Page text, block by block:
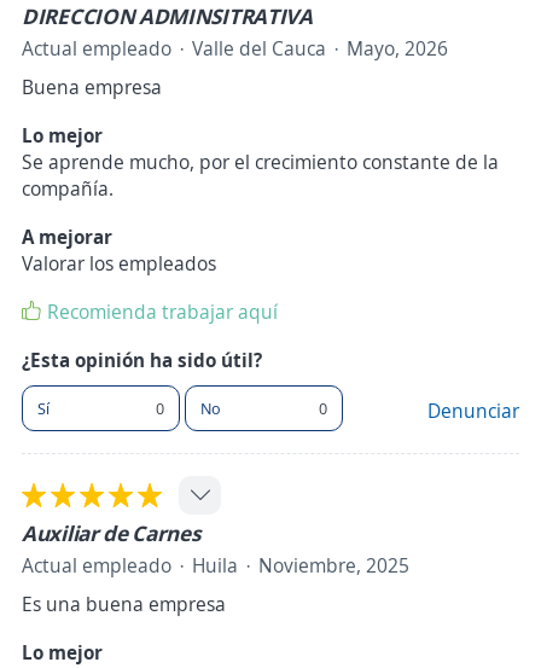
DIRECCION ADMINSITRATIVA
Actual empleado Valle del Cauca
Mayo, 2026
Buena empresa
Lo mejor
Se aprende mucho, por el crecimiento constante de la
compañía.
A mejorar
Valorar los empleados
Recomienda trabajar aquí
¿Esta opinión ha sido útil?
Sí 0 No 0 Denunciar
Auxiliar de Carnes
Actual empleado Huila
Noviembre, 2025
Es una buena empresa
Lo mejor